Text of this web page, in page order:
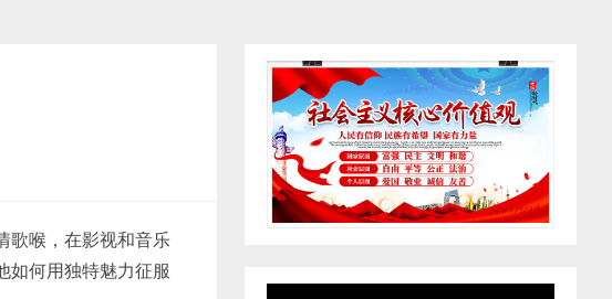
歌喉，在影视和音乐
如何用独特魅力征服